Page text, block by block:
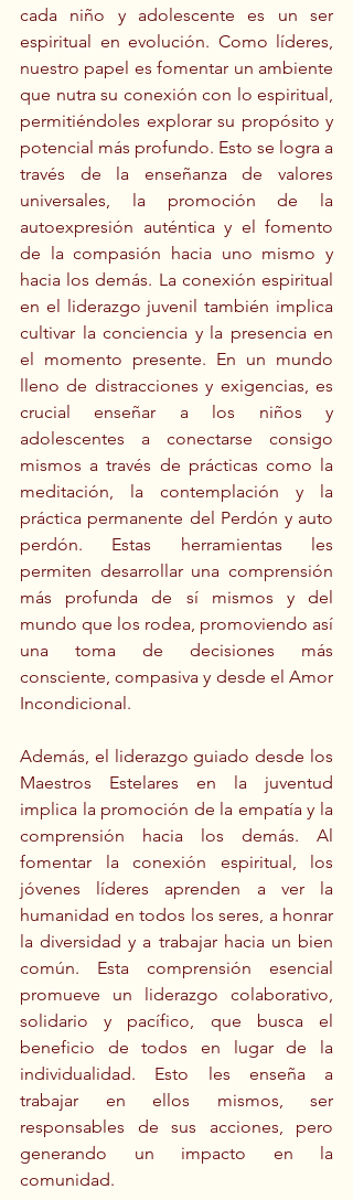
cada niño y adolescente es un ser
espiritual en evolución. Como líderes,
nuestro papel es fomentar un ambiente
que nutra su conexión con lo espiritual,
permitiéndoles explorar su propósito y
potencial más profundo. Esto se logra a
través de la enseñanza de valores
universales, la promoción de la
autoexpresión auténtica y el fomento
de la compasión hacia uno mismo y
hacia los demás. La conexión espiritual
en el liderazgo juvenil también implica
cultivar la conciencia y la presencia en
el momento presente. En un mundo
lleno de distracciones y exigencias, es
crucial enseñar a los niños y
adolescentes a conectarse consigo
mismos a través de prácticas como la
meditación, la contemplación y la
práctica permanente del Perdón y auto
perdón. Estas herramientas les
permiten desarrollar una comprensión
más profunda de sí mismos y del
mundo que los rodea, promoviendo así
una toma de decisiones más
consciente, compasiva y desde el Amor
Incondicional.
Además, el liderazgo guiado desde los
Maestros Estelares en la juventud
implica la promoción de la empatía y la
comprensión hacia los demás. Al
fomentar la conexión espiritual, los
jóvenes líderes aprenden a ver la
humanidad en todos los seres, a honrar
la diversidad y a trabajar hacia un bien
común. Esta comprensión esencial
promueve un liderazgo colaborativo,
solidario y pacífico, que busca el
beneficio de todos en lugar de la
individualidad. Esto les enseña a
trabajar en ellos mismos, ser
responsables de sus acciones, pero
generando un impacto en la
comunidad.